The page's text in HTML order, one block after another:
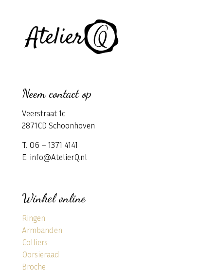
Neem contact op
Veerstraat 1c
2871CD Schoonhoven
T. 06 – 1371 4141
E. info@AtelierQ.nl
Winkel online
Ringen
Armbanden
Colliers
Oorsieraad
Broche